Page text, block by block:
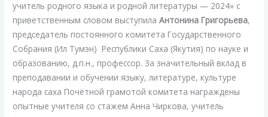
учитель родного языка и родной литературы — 2024» с
приветственным словом выступилаАнтонина Григорьева,
председатель постоянного комитета Государственного
Собрания (Ил Тумэн) Республики Саха (Якутия) по науке и
образованию, д.п.н., профессор. За значительный вклад в
преподавании и обучении языку, литературе, культуре
народа саха Почётной грамотой комитета награждены
опытные учителя со стажем Анна Чиркова, учитель